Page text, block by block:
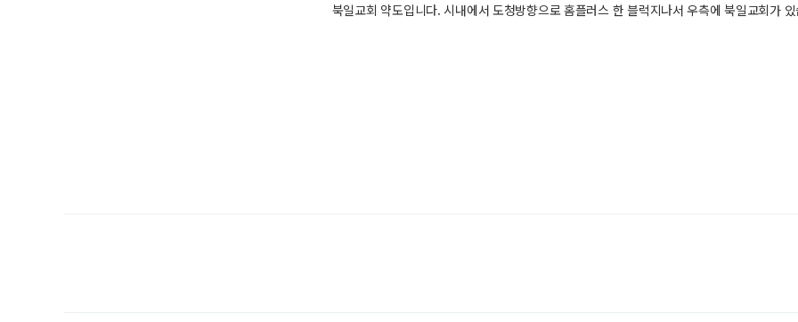
북일교회 약도입니다. 시내에서 도청방향으로 홈플러스 한 블럭지나서 우측에 북일교회가